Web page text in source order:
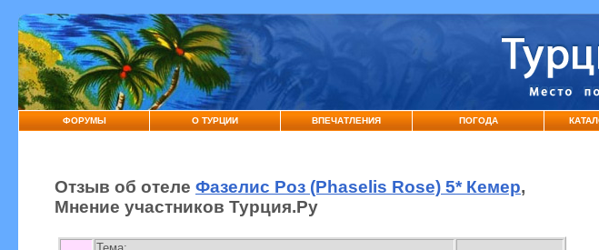
ФОРУМЫ О ТУРЦИИ ВПЕЧАТЛЕНИЯ ПОГОДА
Отзыв об отеле Фазелис Роз (Phaselis Rose) 5* Кемер,
Мнение участников Турция.Ру